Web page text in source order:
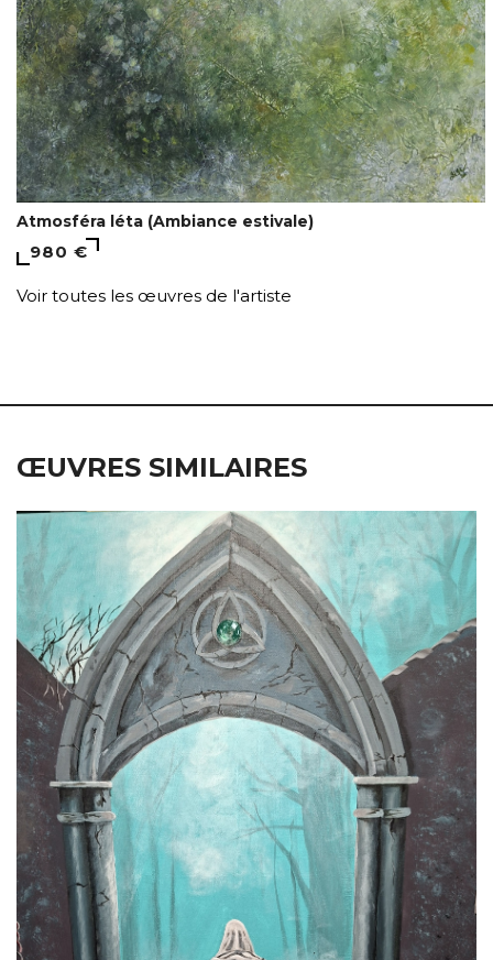
Atmosféra léta (Ambiance estivale)
980 €
Voir toutes les œuvres de l'artiste
ŒUVRES SIMILAIRES